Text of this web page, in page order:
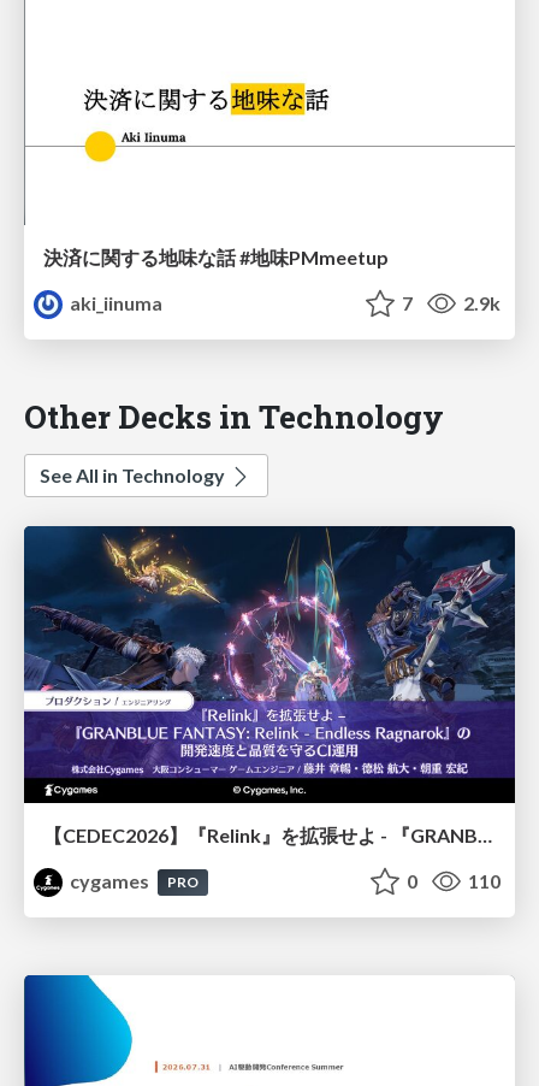
決済に関する地味な話 #地味PMmeetup
aki_iinuma
7 2.9k
Other Decks in Technology
See All in Technology
cygames
PRO 0 110